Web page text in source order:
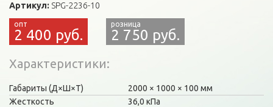
Артикул: SPG-2236-10
2 400 руб. 2 750 руб.
Характеристики
Габариты (Д×Ш×Т) 2000 1000
100 мм
Жесткость
36,0 кПа